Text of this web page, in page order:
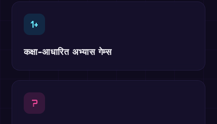
1+
कक्षा-आधारित अभ्यास गेम्स
?